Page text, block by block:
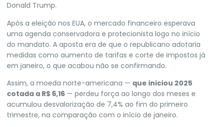
Donald Trump.
Após a eleição nos EUA, o mercado financeiro esperava
uma agenda conservadora e protecionista logo no início
do mandato. A aposta era de que o republicano adotaria
medidas como aumento de tarifas e corte de impostos já
em janeiro, o que acabou não se confirmando.
Assim, a moeda norte-americana — que iniciou 2025
cotada a R$ 6,16 — perdeu força ao longo dos meses e
acumulou desvalorização de 7,4% ao fim do primeiro
trimestre, na comparação com o início de janeiro.